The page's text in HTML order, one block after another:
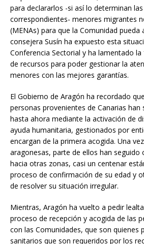
para declararlos -si así lo determinan
correspondientes- menores migrantes
(MENAs) para que la Comunidad pueda
consejera Susín ha expuesto esta
Conferencia Sectorial y ha lamentado
de recursos para poder gestionar la
menores con las mejores garantías.
El Gobierno de Aragón ha recordado
personas provenientes de Canarias
hasta ahora mediante la activación de
ayuda humanitaria, gestionados por
encargan de la primera acogida. Una
aragonesas, parte de ellos han seguido
hacia otras zonas, casi un centenar
proceso de confirmación de su edad y
de resolver su situación irregular.
Mientras, Aragón ha vuelto a pedir
proceso de recepción y acogida de las
con las Comunidades, que son quienes
sanitarios que son requeridos por los